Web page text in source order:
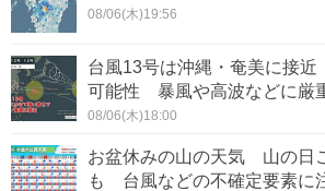
08/06(木)19:56
台風13号は沖縄・奄美に接
可能性 暴風や高波などに厳
08/06(木)18:00
お盆休みの山の天気 山の日
も 台風などの不確定要素に